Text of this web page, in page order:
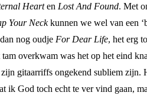
Hearten Lost And Found. Met
Your Neckkunnen we wel van een
nog oudje For Dear Life, het erg
overkwam was het op het eind
gitaarriffs ongekend subliem
ik God toch echt te ver vind gaan,